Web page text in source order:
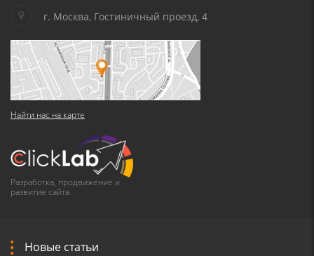
г. Москва, Гостиничный проезд, 4
Найти нас на карте
Разработка, продвижение и
развитие сайта
Новые статьи